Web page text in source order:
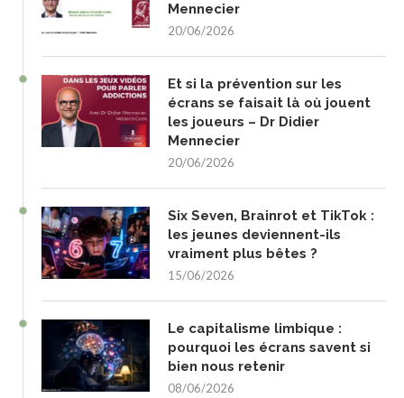
Mennecier
20/06/2026
Et si la prévention sur les
écrans se faisait là où jouent
les joueurs – Dr Didier
Mennecier
20/06/2026
Six Seven, Brainrot et TikTok :
les jeunes deviennent-ils
vraiment plus bêtes ?
15/06/2026
Le capitalisme limbique :
pourquoi les écrans savent si
bien nous retenir
08/06/2026